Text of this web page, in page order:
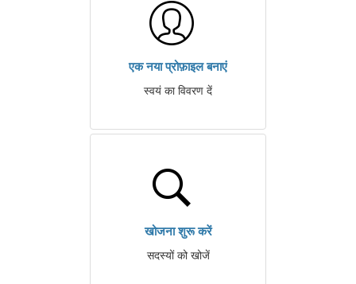
एक नया प्रोफ़ाइल बनाएं
स्वयं का विवरण दें
खोजना शुरू करें
सदस्यों को खोजें